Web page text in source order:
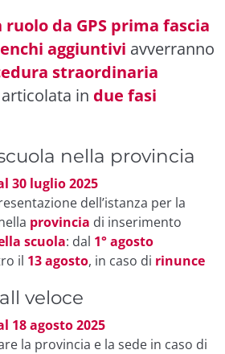
da GPS prima fascia
aggiuntivi avverranno
straordinaria
in due fasi
nella provincia
30 luglio 2025
dell’istanza per la
provincia di inserimento
scuola: dal 1° agosto
il 13 agosto, in caso di rinunce
veloce
18 agosto 2025
la provincia e la sede in caso di